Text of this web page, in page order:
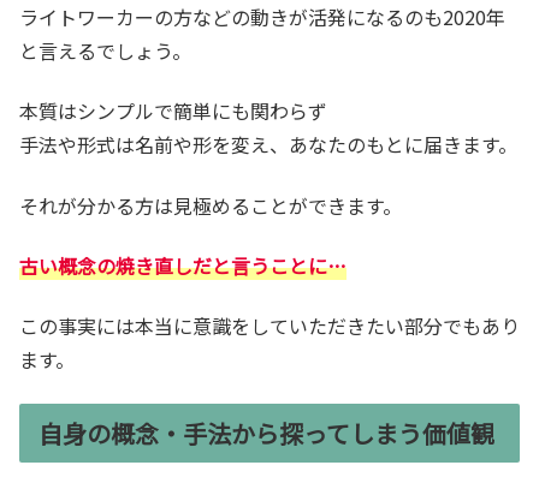
ライトワーカーの方などの動きが活発になるのも2020年
と言えるでしょう。
本質はシンプルで簡単にも関わらず
手法や形式は名前や形を変え、あなたのもとに届きます。
それが分かる方は見極めることができます。
古い概念の焼き直しだと言うことに…
この事実には本当に意識をしていただきたい部分でもあり
ます。
自身の概念・手法から探ってしまう価値観